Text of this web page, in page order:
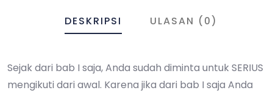
DESKRIPSI ULASAN (0)
Sejak dari bab I saja, Anda sudah diminta untuk SERIUS
mengikuti dari awal. Karena jika dari bab I saja Anda